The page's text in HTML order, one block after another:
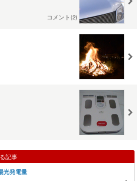
コメント(2)
記事
光発電量